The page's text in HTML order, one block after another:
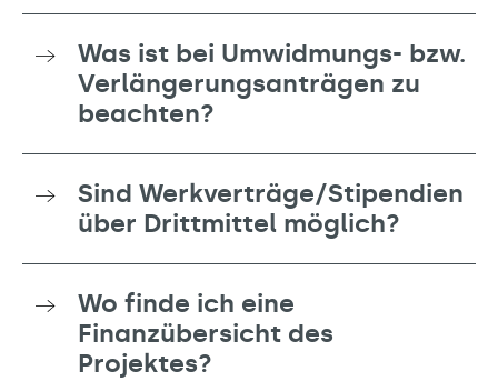
Was ist bei Umwidmungs- bzw.
Verlängerungsanträgen zu
beachten?
Sind Werkverträge/Stipendien
über Drittmittel möglich?
Wo finde ich eine
Finanzübersicht des
Projektes?